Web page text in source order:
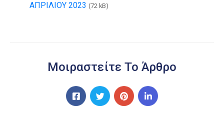
ΑΠΡΙΛΙΟΥ 2023 (72 kB)
Μοιραστείτε Το Άρθρο